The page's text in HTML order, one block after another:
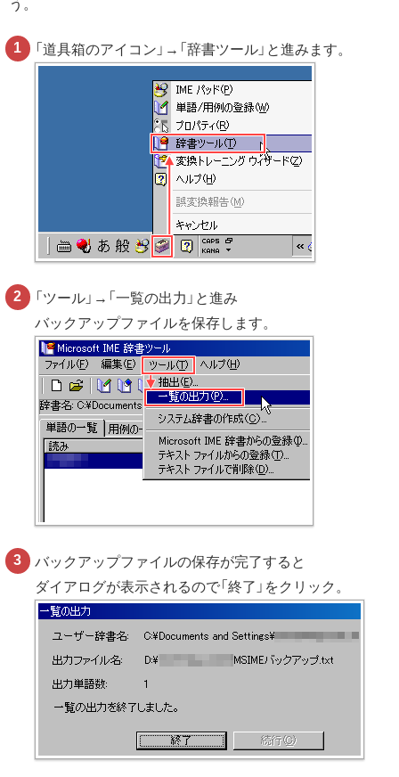
う。
「道具箱のアイコン」→「辞書ツール」と進みます。
「ツール」→「一覧の出力」と進み
バックアップファイルを保存します。
バックアップファイルの保存が完了すると
ダイアログが表示されるので「終了」をクリック。